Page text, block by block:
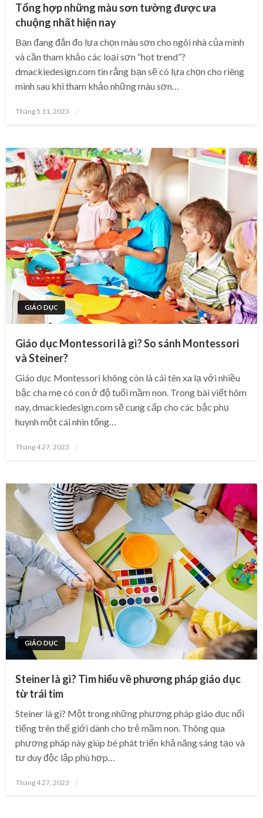
Tổng hợp những màu sơn tường được ưa
chuộng nhất hiện nay
Bạn đang đắn đo lựa chọn màu sơn cho ngôi nhà của mình
và cần tham khảo các loại sơn “hot trend”?
dmackiedesign.com tin rằng bạn sẽ có lựa chọn cho riêng
mình sau khi tham khảo những màu sơn…
Posted
Tháng 5 11, 2023
GIÁO DỤC
Giáo dục Montessori là gì? So sánh Montessori
và Steiner?
Giáo dục Montessori không còn là cái tên xa lạ với nhiều
bậc cha mẹ có con ở độ tuổi mầm non. Trong bài viết hôm
nay, dmackiedesign.com sẽ cung cấp cho các bậc phụ
huynh một cái nhìn tổng…
Posted
Tháng 4 27, 2023
GIÁO DỤC
Steiner là gì? Tìm hiểu về phương pháp giáo dục
từ trái tim
Steiner là gì? Một trong những phương pháp giáo dục nổi
tiếng trên thế giới dành cho trẻ mầm non. Thông qua
phương pháp này giúp bé phát triển khả năng sáng tạo và
tư duy độc lập phù hợp…
Posted
Tháng 4 27, 2023